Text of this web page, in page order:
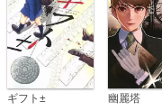
ギフト± 幽麗塔